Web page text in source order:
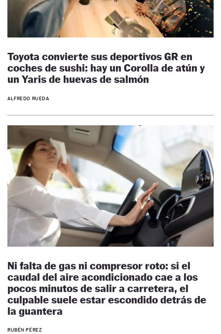
Toyota convierte sus deportivos GR en
coches de sushi: hay un Corolla de atún y
un Yaris de huevas de salmón
ALFREDO RUEDA
Ni falta de gas ni compresor roto: si el
caudal del aire acondicionado cae a los
pocos minutos de salir a carretera, el
culpable suele estar escondido detrás de
la guantera
RUBÉN PÉREZ